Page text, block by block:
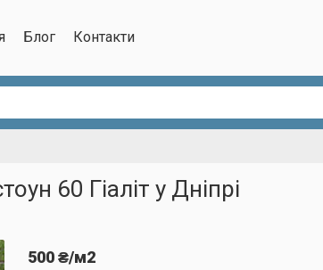
Блог Контакти
60 Гіаліт у Дніпрі
500 ₴/м2